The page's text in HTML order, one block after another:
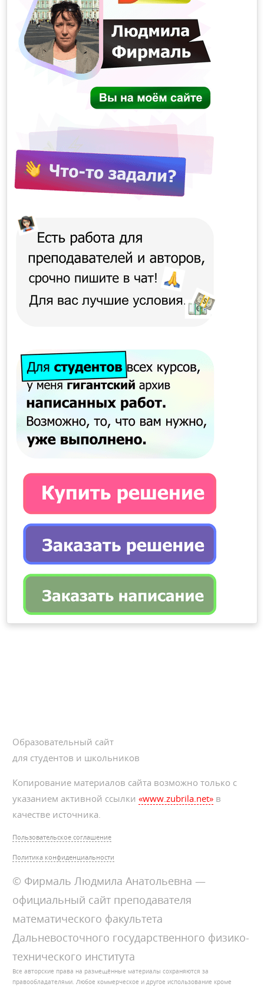
Образовательный сайт
для студентов и школьников
Копирование материалов сайта возможно только с
указанием активной ссылки«www.zubrila.net» в
качестве источника.
Пользовательское соглашение
Политика конфиденциальности
© Фирмаль Людмила Анатольевна —
официальный сайт преподавателя
математического факультета
Дальневосточного государственного физико-
технического института
Все авторские права на размещённые материалы сохраняются за
правообладателями. Любое коммерческое и другое использование кроме